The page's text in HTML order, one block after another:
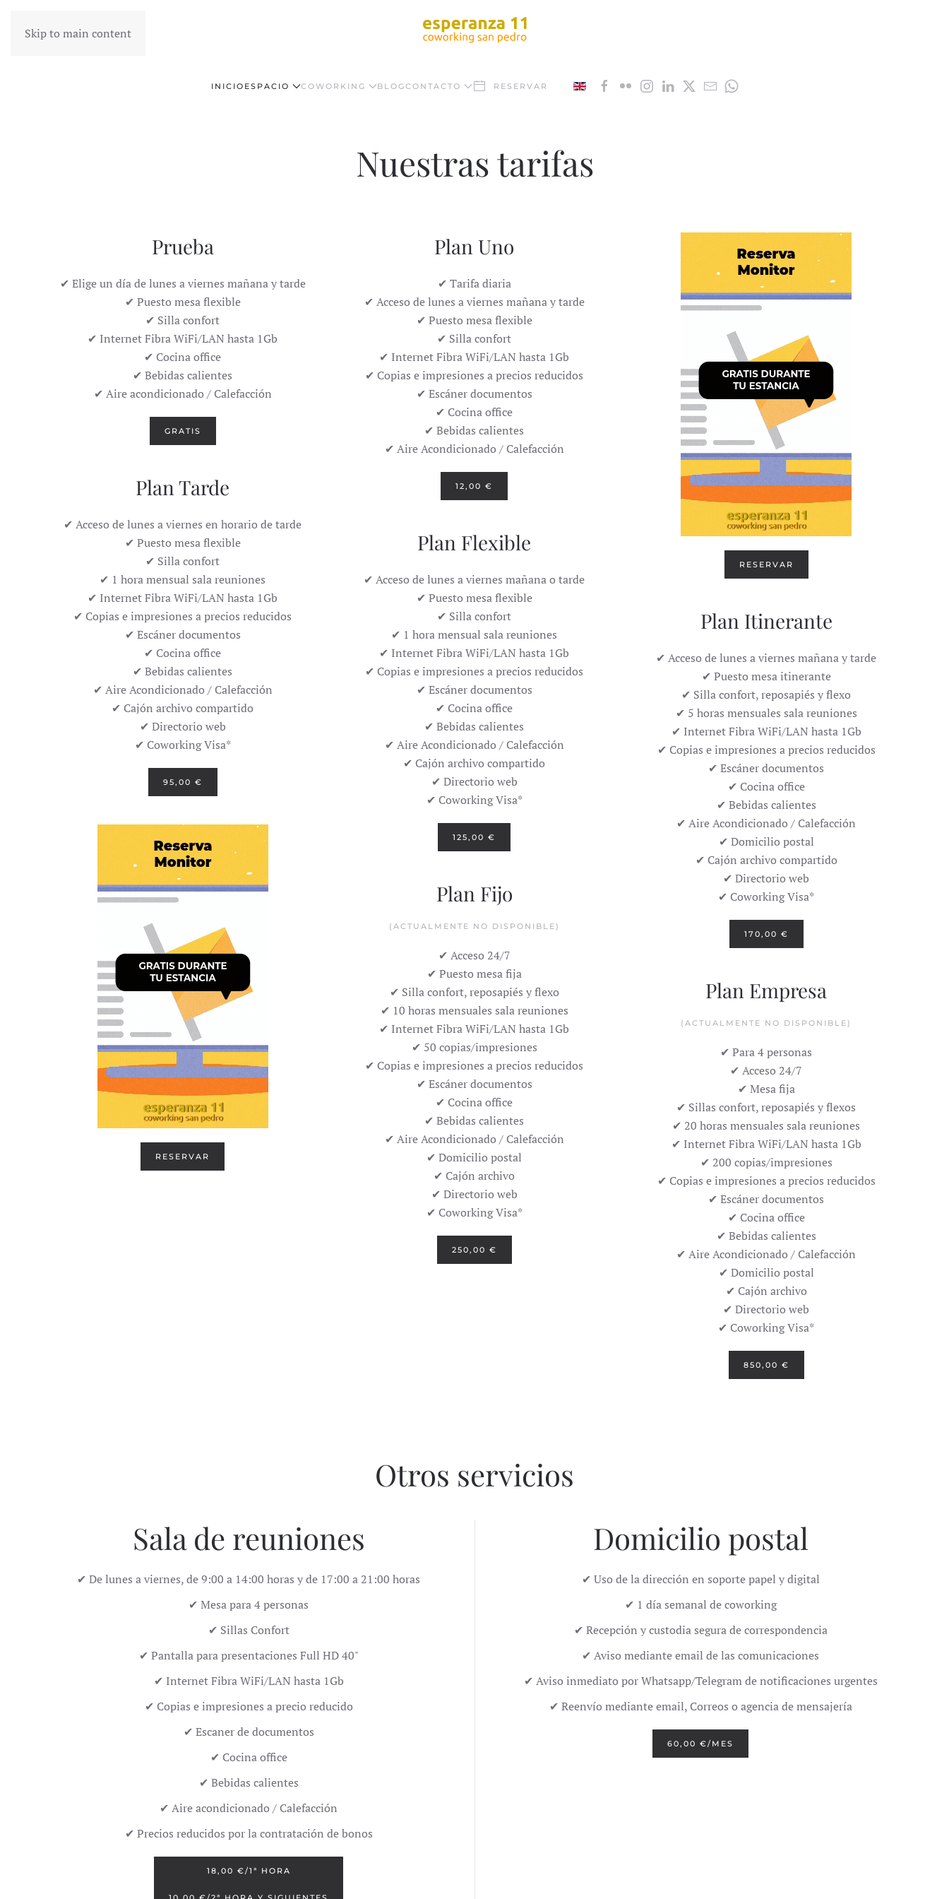
Skip to main content
INICIO ESPACIO COWORKING BLOGCONTACTO RESERVAR
Nuestras tarifas
Prueba
✔ Elige un día de lunes a viernes mañana y tarde
✔ Puesto mesa flexible
✔ Silla confort
✔ Internet Fibra WiFi/LAN hasta 1Gb
✔ Cocina office
✔ Bebidas calientes
✔ Aire acondicionado / Calefacción
GRATIS
Plan Uno
✔ Tarifa diaria
✔ Acceso de lunes a viernes mañana y tarde
✔ Puesto mesa flexible
✔ Silla confort
✔ Internet Fibra WiFi/LAN hasta 1Gb
✔ Copias e impresiones a precios reducidos
✔ Escáner documentos
✔ Cocina office
✔ Bebidas calientes
✔ Aire Acondicionado / Calefacción
12,00 €
RESERVAR
Plan Tarde
✔ Acceso de lunes a viernes en horario de tarde
✔ Puesto mesa flexible
✔ Silla confort
✔ 1 hora mensual sala reuniones
✔ Internet Fibra WiFi/LAN hasta 1Gb
✔ Copias e impresiones a precios reducidos
✔ Escáner documentos
✔ Cocina office
✔ Bebidas calientes
✔ Aire Acondicionado / Calefacción
✔ Cajón archivo compartido
✔ Directorio web
✔ Coworking Visa*
95,00 €
Plan Flexible
✔ Acceso de lunes a viernes mañana o tarde
✔ Puesto mesa flexible
✔ Silla confort
✔ 1 hora mensual sala reuniones
✔ Internet Fibra WiFi/LAN hasta 1Gb
✔ Copias e impresiones a precios reducidos
✔ Escáner documentos
✔ Cocina office
✔ Bebidas calientes
✔ Aire Acondicionado / Calefacción
✔ Cajón archivo compartido
✔ Directorio web
✔ Coworking Visa*
125,00 €
Plan Itinerante
✔ Acceso de lunes a viernes mañana y tarde
✔ Puesto mesa itinerante
✔ Silla confort, reposapiés y flexo
✔ 5 horas mensuales sala reuniones
✔ Internet Fibra WiFi/LAN hasta 1Gb
✔ Copias e impresiones a precios reducidos
✔ Escáner documentos
✔ Cocina office
✔ Bebidas calientes
✔ Aire Acondicionado / Calefacción
✔ Domicilio postal
✔ Cajón archivo compartido
✔ Directorio web
✔ Coworking Visa*
170,00 €
RESERVAR
Plan Fijo
(ACTUALMENTE NO DISPONIBLE)
✔ Acceso 24/7
✔ Puesto mesa fija
✔ Silla confort, reposapiés y flexo
✔ 10 horas mensuales sala reuniones
✔ Internet Fibra WiFi/LAN hasta 1Gb
✔ 50 copias/impresiones
✔ Copias e impresiones a precios reducidos
✔ Escáner documentos
✔ Cocina office
✔ Bebidas calientes
✔ Aire Acondicionado / Calefacción
✔ Domicilio postal
✔ Cajón archivo
✔ Directorio web
✔ Coworking Visa*
250,00 €
Plan Empresa
(ACTUALMENTE NO DISPONIBLE)
✔ Para 4 personas
✔ Acceso 24/7
✔ Mesa fija
✔ Sillas confort, reposapiés y flexos
✔ 20 horas mensuales sala reuniones
✔ Internet Fibra WiFi/LAN hasta 1Gb
✔ 200 copias/impresiones
✔ Copias e impresiones a precios reducidos
✔ Escáner documentos
✔ Cocina office
✔ Bebidas calientes
✔ Aire Acondicionado / Calefacción
✔ Domicilio postal
✔ Cajón archivo
✔ Directorio web
✔ Coworking Visa*
850,00 €
Otros servicios
Sala de reuniones
✔ De lunes a viernes, de 9:00 a 14:00 horas y de 17:00 a 21:00 horas
✔ Mesa para 4 personas
✔ Sillas Confort
✔ Pantalla para presentaciones Full HD 40"
✔ Internet Fibra WiFi/LAN hasta 1Gb
✔ Copias e impresiones a precio reducido
✔ Escaner de documentos
✔ Cocina office
✔ Bebidas calientes
✔ Aire acondicionado / Calefacción
✔ Precios reducidos por la contratación de bonos
18,00 €/1ª HORA
Domicilio postal
✔ Uso de la dirección en soporte papel y digital
✔ 1 día semanal de coworking
✔ Recepción y custodia segura de correspondencia
✔ Aviso mediante email de las comunicaciones
✔ Aviso inmediato por Whatsapp/Telegram de notificaciones urgentes
✔ Reenvío mediante email, Correos o agencia de mensajería
60,00 €/MES